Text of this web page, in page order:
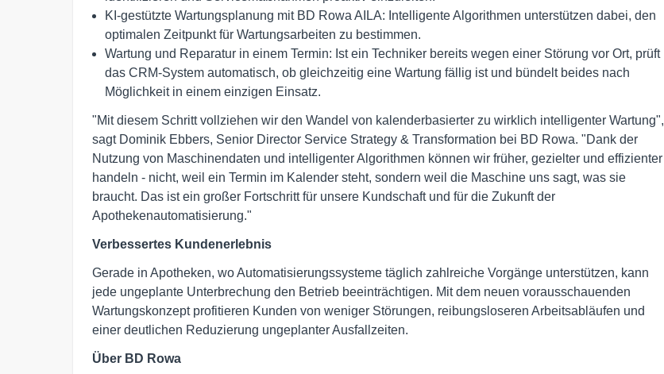
KI-gestützte Wartungsplanung mit BD Rowa AILA: Intelligente Algorithmen unterstützen dabei, den
optimalen Zeitpunkt für Wartungsarbeiten zu bestimmen.
Wartung und Reparatur in einem Termin: Ist ein Techniker bereits wegen einer Störung vor Ort, prüft
das CRM-System automatisch, ob gleichzeitig eine Wartung fällig ist und bündelt beides nach
Möglichkeit in einem einzigen Einsatz.
"Mit diesem Schritt vollziehen wir den Wandel von kalenderbasierter zu wirklich intelligenter Wartung",
sagt Dominik Ebbers, Senior Director Service Strategy & Transformation bei BD Rowa. "Dank der
Nutzung von Maschinendaten und intelligenter Algorithmen können wir früher, gezielter und effizienter
handeln - nicht, weil ein Termin im Kalender steht, sondern weil die Maschine uns sagt, was sie
braucht. Das ist ein großer Fortschritt für unsere Kundschaft und für die Zukunft der
Apothekenautomatisierung."
Verbessertes Kundenerlebnis
Gerade in Apotheken, wo Automatisierungssysteme täglich zahlreiche Vorgänge unterstützen, kann
jede ungeplante Unterbrechung den Betrieb beeinträchtigen. Mit dem neuen vorausschauenden
Wartungskonzept profitieren Kunden von weniger Störungen, reibungsloseren Arbeitsabläufen und
einer deutlichen Reduzierung ungeplanter Ausfallzeiten.
Über BD Rowa